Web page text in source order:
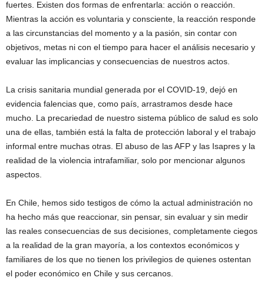
fuertes. Existen dos formas de enfrentarla: acción o reacción.
Mientras la acción es voluntaria y consciente, la reacción responde
a las circunstancias del momento y a la pasión, sin contar con
objetivos, metas ni con el tiempo para hacer el análisis necesario y
evaluar las implicancias y consecuencias de nuestros actos.
La crisis sanitaria mundial generada por el COVID-19, dejó en
evidencia falencias que, como país, arrastramos desde hace
mucho. La precariedad de nuestro sistema público de salud es solo
una de ellas, también está la falta de protección laboral y el trabajo
informal entre muchas otras. El abuso de las AFP y las Isapres y la
realidad de la violencia intrafamiliar, solo por mencionar algunos
aspectos.
En Chile, hemos sido testigos de cómo la actual administración no
ha hecho más que reaccionar, sin pensar, sin evaluar y sin medir
las reales consecuencias de sus decisiones, completamente ciegos
a la realidad de la gran mayoría, a los contextos económicos y
familiares de los que no tienen los privilegios de quienes ostentan
el poder económico en Chile y sus cercanos.